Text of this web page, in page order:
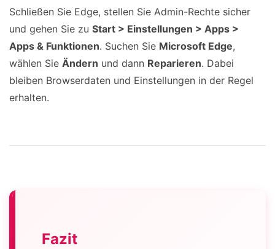
Schließen Sie Edge, stellen Sie Admin-Rechte sicher
und gehen Sie zu Start > Einstellungen > Apps >
Apps & Funktionen. Suchen Sie Microsoft Edge,
wählen Sie Ändern und dann Reparieren. Dabei
bleiben Browserdaten und Einstellungen in der Regel
erhalten.
Fazit